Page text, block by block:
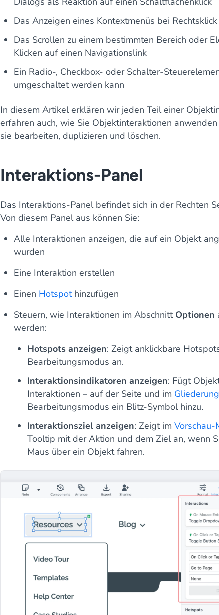
Das Anzeigen eines Kontextmenüs bei Rechtsklick
Das Scrollen zu einem bestimmten Bereich oder
Klicken auf einen Navigationslink
Ein Radio-, Checkbox- oder Schalter-
umgeschaltet werden kann
In diesem Artikel erklären wir jeden Teil einer
erfahren auch, wie Sie Objektinteraktionen
sie bearbeiten, duplizieren und löschen.
Interaktions-Panel
Das Interaktions-Panel befindet sich in der Rechten
Von diesem Panel aus können Sie:
Alle Interaktionen anzeigen, die auf ein Objekt
wurden
Eine Interaktion erstellen
Einen Hotspothinzufügen
Steuern, wie Interaktionen im Abschnitt Optionen
werden:
Hotspots anzeigen: Zeigt anklickbare
Bearbeitungsmodus an.
Interaktionsindikatoren anzeigen: Fügt
Interaktionen – auf der Seite und im
Bearbeitungsmodus ein Blitz-Symbol hinzu.
Interaktionsziel anzeigen: Zeigt im Vorschau-
Tooltip mit der Aktion und dem Ziel an, wenn
Maus über ein Objekt fahren.